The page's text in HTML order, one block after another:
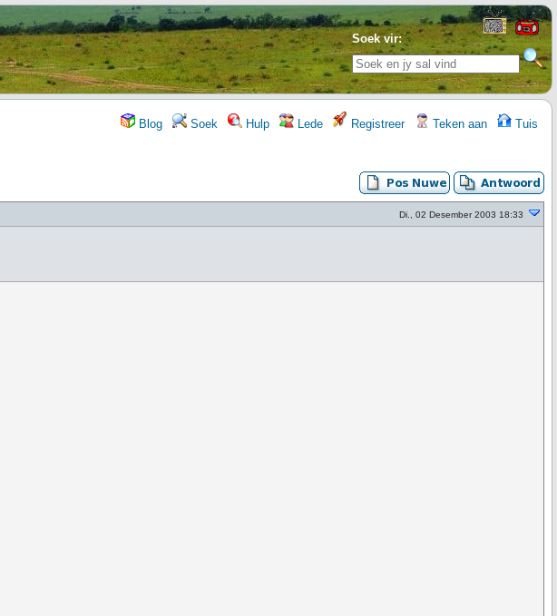
Soek vir:
Blog Soek Hulp Lede Registreer Teken aan Tuis
Di., 02 Desember 2003 18:33